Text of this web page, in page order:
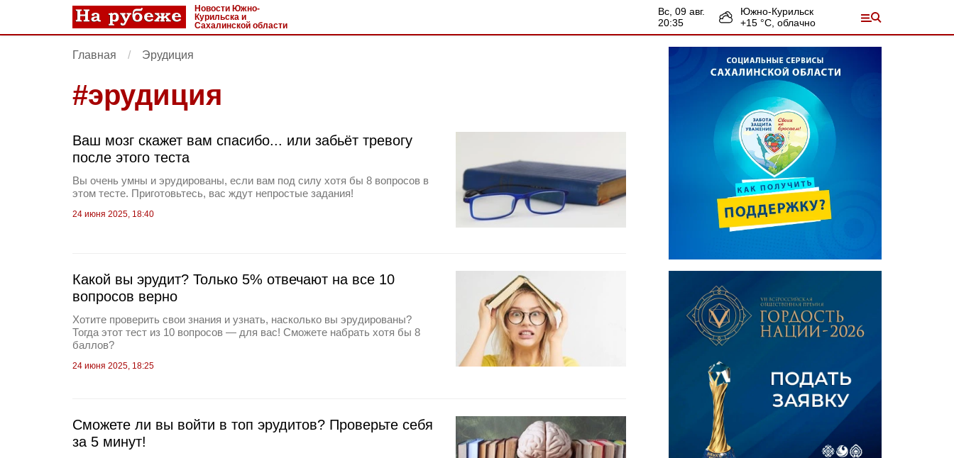
Новости Южно-
Курильска и
Сахалинской области
вс, 09 авг.
20:35
Южно-Курильск
+15 °С, облачно
Главная Эрудиция
#эрудиция
Ваш мозг скажет вам спасибо... или забьёт тревогу
после этого теста
Вы очень умны и эрудированы, если вам под силу хотя бы 8 вопросов в
этом тесте. Приготовьтесь, вас ждут непростые задания!
24 июня 2025, 18:40
Какой вы эрудит? Только 5% отвечают на все 10
вопросов верно
Хотите проверить свои знания и узнать, насколько вы эрудированы?
Тогда этот тест из 10 вопросов — для вас! Сможете набрать хотя бы 8
баллов?
24 июня 2025, 18:25
Сможете ли вы войти в топ эрудитов? Проверьте себя
за 5 минут!